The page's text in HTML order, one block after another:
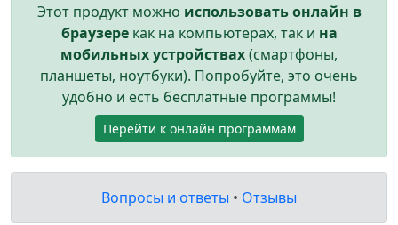
Этот продукт можно использовать онлайн в
браузерекак на компьютерах, так и на
мобильных устройствах(смартфоны,
планшеты, ноутбуки). Попробуйте, это очень
удобно и есть бесплатные программы!
Перейти к онлайн программам
Вопросы и ответы • Отзывы